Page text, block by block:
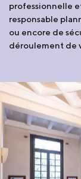
professionnelle
responsable
ou encore de
déroulement de